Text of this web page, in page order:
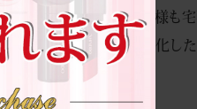
できます。今回のお客様も
ード感は、急いで現金化した